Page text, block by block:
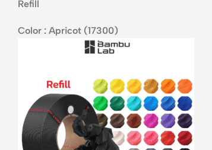
Refill
Color : Apricot (17300)